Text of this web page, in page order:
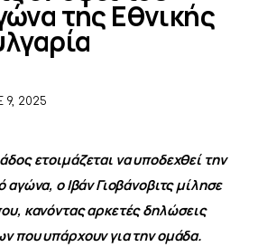
της Εθνικής
9, 2025
ετοιμάζεται να υποδεχθεί την
αγώνα, ο Ιβάν Γιοβάνοβιτς μίλησε
κανόντας αρκετές δηλώσεις
που υπάρχουν για την ομάδα.